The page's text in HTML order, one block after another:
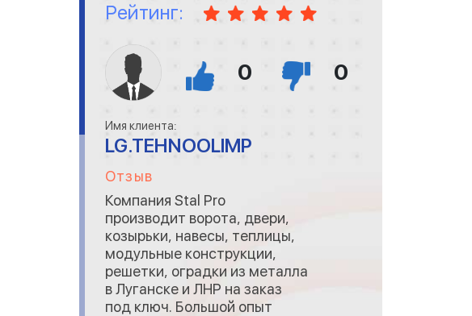
Рейтинг:
0 0
Имя клиента:
LG.TEHNOOLIMP
Отзыв
Компания Stal Pro
производит ворота, двери,
козырьки, навесы, теплицы,
модульные конструкции,
решетки, оградки из металла
в Луганске и ЛНР на заказ
под ключ. Большой опыт